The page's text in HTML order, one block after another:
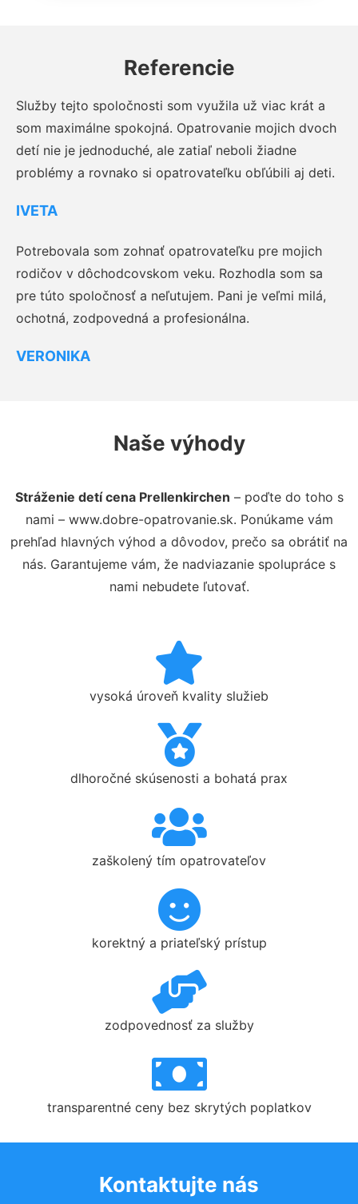
Referencie
Služby tejto spoločnosti som využila už viac krát a
som maximálne spokojná. Opatrovanie mojich dvoch
detí nie je jednoduché, ale zatiaľ neboli žiadne
problémy a rovnako si opatrovateľku obľúbili aj deti.
IVETA
Potrebovala som zohnať opatrovateľku pre mojich
rodičov v dôchodcovskom veku. Rozhodla som sa
pre túto spoločnosť a neľutujem. Pani je veľmi milá,
ochotná, zodpovedná a profesionálna.
VERONIKA
Naše výhody
Stráženie detí cena Prellenkirchen – poďte do toho s
nami – www.dobre-opatrovanie.sk. Ponúkame vám
prehľad hlavných výhod a dôvodov, prečo sa obrátiť na
nás. Garantujeme vám, že nadviazanie spolupráce s
nami nebudete ľutovať.
vysoká úroveň kvality služieb
dlhoročné skúsenosti a bohatá prax
zaškolený tím opatrovateľov
korektný a priateľský prístup
zodpovednosť za služby
transparentné ceny bez skrytých poplatkov
Kontaktujte nás